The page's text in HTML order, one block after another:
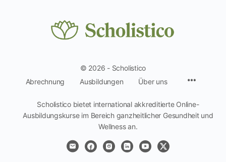
© 2026 - Scholistico
Abrechnung
Ausbildungen Über uns
Scholistico bietet international akkreditierte Online-
Ausbildungskurse im Bereich ganzheitlicher Gesundheit und
Wellness an.